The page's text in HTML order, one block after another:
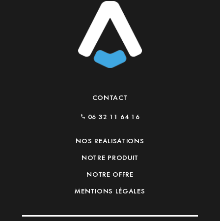
CONTACT
06 32 11 64 16
NOS REALISATIONS
NOTRE PRODUIT
NOTRE OFFRE
MENTIONS LÉGALES